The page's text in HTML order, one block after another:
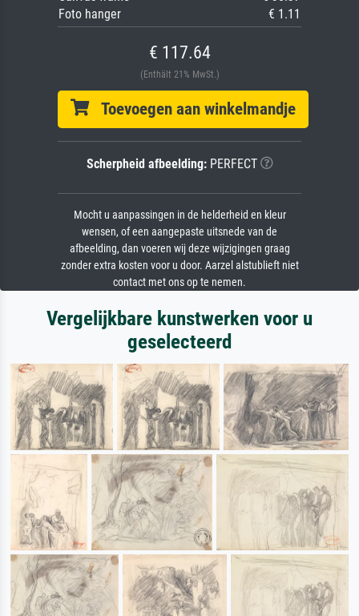
Foto hanger
€ 1.11
€ 117.64
(Enthält 21% MwSt.)
Toevoegen aan winkelmandje
Scherpheid afbeelding:PERFECT
Mocht u aanpassingen in de helderheid en kleur
wensen, of een aangepaste uitsnede van de
afbeelding, dan voeren wij deze wijzigingen graag
zonder extra kosten voor u door. Aarzel alstublieft niet
contact met ons op te nemen.
Vergelijkbare kunstwerken voor u
geselecteerd